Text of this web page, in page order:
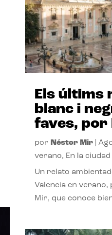
Els últims
blanc i
faves,
por Néstor Mir|
verano, En la ciudad
Un relato
Valencia en
Mir, que conoce